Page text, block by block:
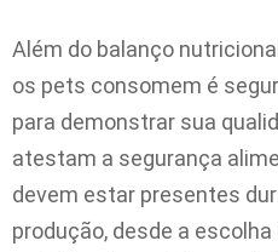
Além do balanço
os pets consomem é
para demonstrar sua
atestam a segurança
devem estar presentes
produção, desde a